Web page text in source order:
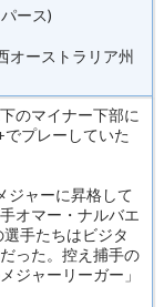
ース)
オーストラリア州
のマイナー下部に
プレーしていた
ャーに昇格して
オマー・ナルバエ
手たちはビジタ
った。控え捕手の
ジャーリーガー」